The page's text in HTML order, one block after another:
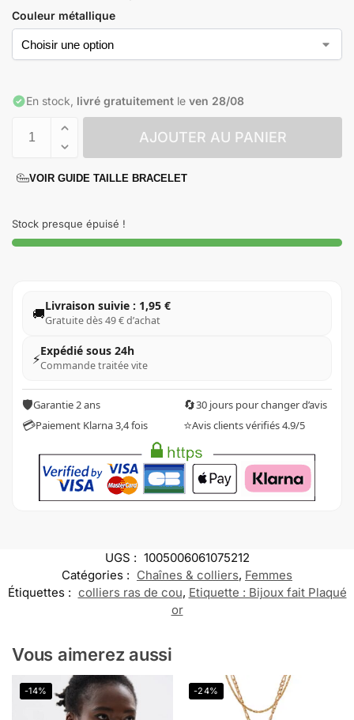
Livré chez vous en 8-12 jours →
Couleur métallique
En stock, livré gratuitement le ven 28/08
AJOUTER AU PANIER
VOIR GUIDE TAILLE BRACELET
Stock presque épuisé !
🚚Livraison suivie : 1,95 €
Gratuite dès 49 € d’achat
⚡Expédié sous 24h
Commande traitée vite
🛡️Garantie 2 ans 🔄30 jours pour changer d’avis
💳Paiement Klarna 3,4 fois ⭐Avis clients vérifiés 4.9/5
UGS : 1005006061075212
Catégories : Chaînes & colliers, Femmes
Étiquettes : colliers ras de cou, Etiquette : Bijoux fait Plaqué
or
Vous aimerez aussi
-14% -24%